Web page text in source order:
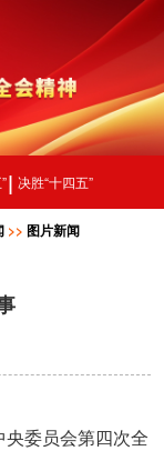
决胜“十四五”
>> 图片新闻
央委员会第四次全